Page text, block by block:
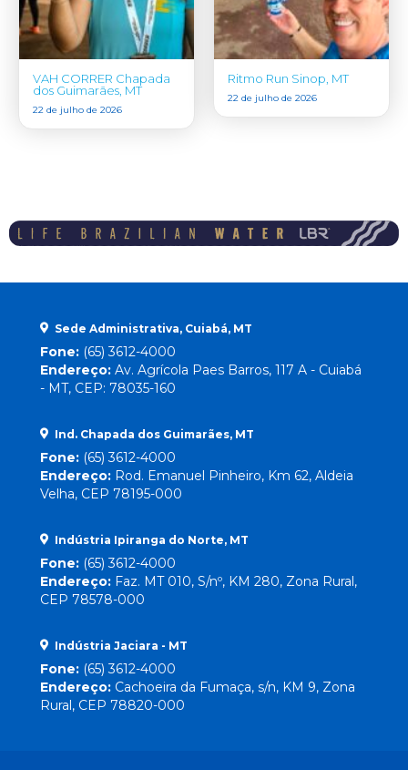
VAH CORRER Chapada
dos Guimarães, MT
22 de julho de 2026
Ritmo Run Sinop, MT
22 de julho de 2026
Sede Administrativa, Cuiabá, MT
Fone: (65) 3612-4000
Endereço: Av. Agrícola Paes Barros, 117 A - Cuiabá
- MT, CEP: 78035-160
Ind. Chapada dos Guimarães, MT
Fone: (65) 3612-4000
Endereço: Rod. Emanuel Pinheiro, Km 62, Aldeia
Velha, CEP 78195-000
Indústria Ipiranga do Norte, MT
Fone: (65) 3612-4000
Endereço: Faz. MT 010, S/nº, KM 280, Zona Rural,
CEP 78578-000
Indústria Jaciara - MT
Fone: (65) 3612-4000
Endereço: Cachoeira da Fumaça, s/n, KM 9, Zona
Rural, CEP 78820-000